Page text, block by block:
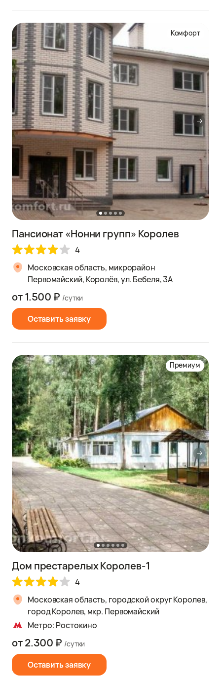
Комфорт
Пансионат «Нонни групп» Королев
4
Московская область, микрорайон
Первомайский, Королёв, ул. Бебеля, 3А
Оставить заявку
от 1.500 ₽ /сутки
Премиум
Дом престарелых Королев-1
4
Московская область, городской округ Королев,
город Королев, мкр. Первомайский
Метро: Ростокино
Оставить заявку
от 2.300 ₽ /сутки